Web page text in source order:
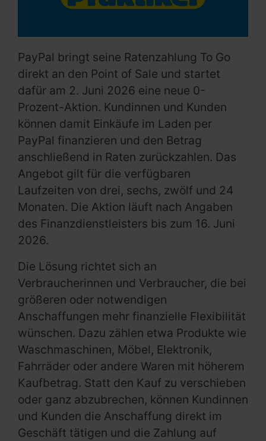
PayPal bringt seine Ratenzahlung To Go
direkt an den Point of Sale und startet
dafür am 2. Juni 2026 eine neue 0-
Prozent-Aktion. Kundinnen und Kunden
können damit Einkäufe im Laden per
PayPal finanzieren und den Betrag
anschließend in Raten zurückzahlen. Das
Angebot gilt für die verfügbaren
Laufzeiten von drei, sechs, zwölf und 24
Monaten. Die Aktion läuft nach Angaben
des Finanzdienstleisters bis zum 16. Juni
2026.
Die Lösung richtet sich an
Verbraucherinnen und Verbraucher, die bei
größeren oder notwendigen
Anschaffungen mehr finanzielle Flexibilität
wünschen. Dazu zählen etwa Produkte wie
Waschmaschinen, Möbel, Elektronik,
Fahrräder oder andere Waren mit höherem
Kaufbetrag. Statt den Kauf zu verschieben
oder ganz abzubrechen, können Kundinnen
und Kunden die Anschaffung direkt im
Geschäft tätigen und die Zahlung auf